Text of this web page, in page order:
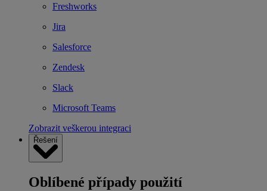
Freshworks
Jira
Salesforce
Zendesk
Slack
Microsoft Teams
Zobrazit veškerou integraci
Řešení
Oblíbené případy použití